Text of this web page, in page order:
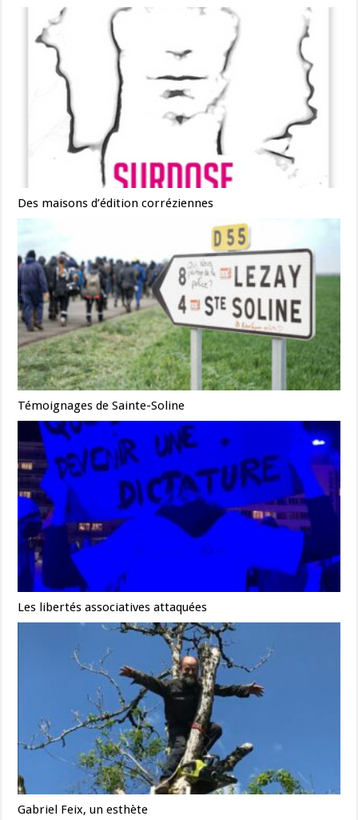
Des maisons d’édition corréziennes
Témoignages de Sainte-Soline
Les libertés associatives attaquées
Gabriel Feix, un esthète